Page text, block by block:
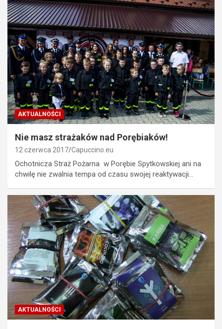
AKTUALNOŚCI
Nie masz strażaków nad Porębiaków!
12 czerwca 2017 Capuccino.eu
Ochotnicza Straż Pożarna w Porębie Spytkowskiej ani na
chwilę nie zwalnia tempa od czasu swojej reaktywacji…
AKTUALNOŚCI